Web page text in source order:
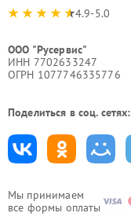
Мы принимаем
все формы оплаты
4.9-5.0
ООО "Русервис"
ИНН 7702633247
ОГРН 1077746335776
Поделиться в соц. сетях: